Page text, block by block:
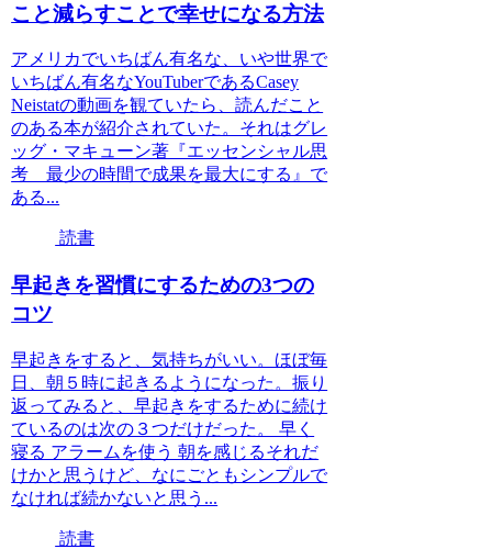
こと減らすことで幸せになる方法
アメリカでいちばん有名な、いや世界で
いちばん有名なYouTuberであるCasey
Neistatの動画を観ていたら、読んだこと
のある本が紹介されていた。それはグレ
ッグ・マキューン著『エッセンシャル思
考 最少の時間で成果を最大にする』で
ある...
読書
早起きを習慣にするための3つの
コツ
早起きをすると、気持ちがいい。ほぼ毎
日、朝５時に起きるようになった。振り
返ってみると、早起きをするために続け
ているのは次の３つだけだった。 早く
寝る アラームを使う 朝を感じるそれだ
けかと思うけど、なにごともシンプルで
なければ続かないと思う...
読書